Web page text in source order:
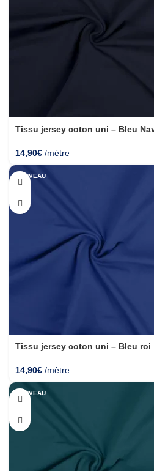
Tissu jersey coton uni – Bleu
14,90€ /mètre
NOUVEAU
Tissu jersey coton uni – Bleu roi
14,90€ /mètre
NOUVEAU